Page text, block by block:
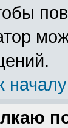
началу